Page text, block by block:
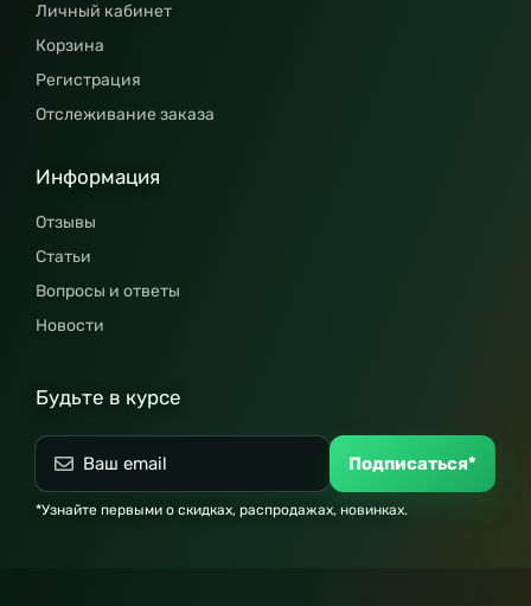
Личный кабинет
Корзина
Регистрация
Отслеживание заказа
Информация
Отзывы
Статьи
Вопросы и ответы
Новости
Будьте в курсе
Подписаться*
*Узнайте первыми о скидках, распродажах, новинках.